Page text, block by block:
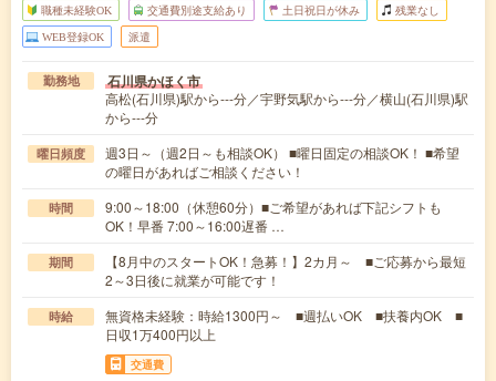
職種未経験OK 交通費別途支給あり 土日祝日が休み 残業なし
WEB登録OK 派遣
勤務地 石川県かほく市
高松(石川県)駅から---分／宇野気駅から---分／横山(石川県)駅
から---分
曜日頻度
週3日～（週2日～も相談OK） ■曜日固定の相談OK！ ■希望
の曜日があればご相談ください！
時間
9:00～18:00（休憩60分）■ご希望があれば下記シフトも
OK！早番 7:00～16:00遅番 …
期間
【8月中のスタートOK！急募！】2カ月～ ■ご応募から最短
2～3日後に就業が可能です！
時給
無資格未経験：時給1300円～ ■週払いOK ■扶養内OK ■
日収1万400円以上
交通費